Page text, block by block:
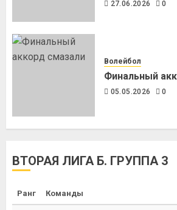
27.06.2026 0
Волейбол
Финальный
05.05.2026 0
ВТОРАЯ ЛИГА Б. ГРУППА 3
Ранг Команды